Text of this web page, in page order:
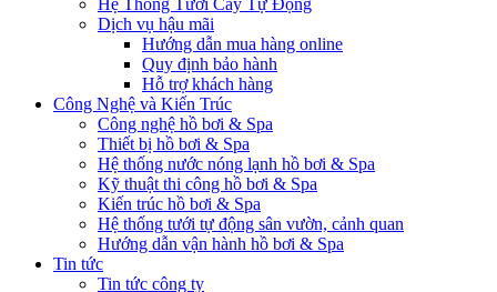
Hệ Thống Tưới Cây Tự Động
Dịch vụ hậu mãi
Hướng dẫn mua hàng online
Quy định bảo hành
Hỗ trợ khách hàng
Công Nghệ và Kiến Trúc
Công nghệ hồ bơi & Spa
Thiết bị hồ bơi & Spa
Hệ thống nước nóng lạnh hồ bơi & Spa
Kỹ thuật thi công hồ bơi & Spa
Kiến trúc hồ bơi & Spa
Hệ thống tưới tự động sân vườn, cảnh quan
Hướng dẫn vận hành hồ bơi & Spa
Tin tức
Tin tức công ty